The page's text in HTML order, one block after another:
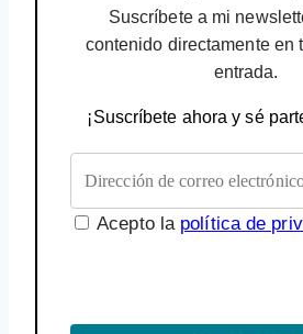
Suscríbete a mi
contenido directamente en
entrada.
¡Suscríbete ahora y sé
Acepto la política de